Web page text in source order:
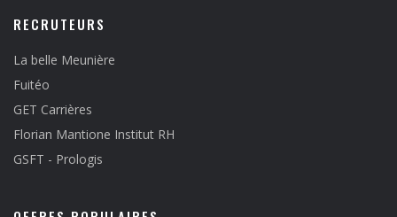
RECRUTEURS
La belle Meunière
Fuitéo
GET Carrières
Florian Mantione Institut RH
GSFT - Prologis